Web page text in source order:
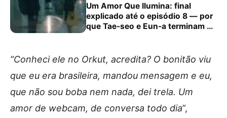
Um Amor Que Ilumina: final
explicado até o episódio 8 — por
que Tae-seo e Eun-a terminam de
“Conheci ele no Orkut, acredita? O bonitão viu
que eu era brasileira, mandou mensagem e eu,
que não sou boba nem nada, dei trela. Um
amor de webcam, de conversa todo dia”,